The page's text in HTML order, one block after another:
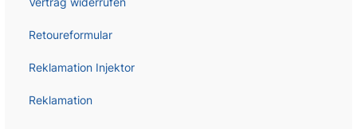
Retoureformular
Reklamation Injektor
Reklamation